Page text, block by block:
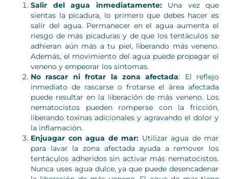
Salir del agua inmediatamente:Una vez que
sientas la picadura, lo primero que debes hacer es
salir del agua. Permanecer en el agua aumenta el
riesgo de más picaduras y de que los tentáculos se
adhieran aún más a tu piel, liberando más veneno.
Además, el movimiento del agua puede propagar el
veneno y empeorar los síntomas.
No rascar ni frotar la zona afectada: El reflejo
inmediato de rascarse o frotarse el área afectada
puede resultar en la liberación de más veneno. Los
nematocistos pueden romperse con la fricción,
liberando toxinas adicionales y agravando el dolor y
la inflamación.
Enjuagar con agua de mar: Utilizar agua de mar
para lavar la zona afectada ayuda a remover los
tentáculos adheridos sin activar más nematocistos.
Nunca uses agua dulce, ya que puede desencadenar